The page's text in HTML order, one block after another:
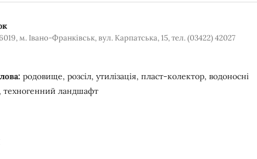
м. Івано-Франківськ, вул. Карпатська, 15, тел. (03422) 42027
родовище, розсіл, утилізація, пласт-колектор, водоносні
техногенний ландшафт